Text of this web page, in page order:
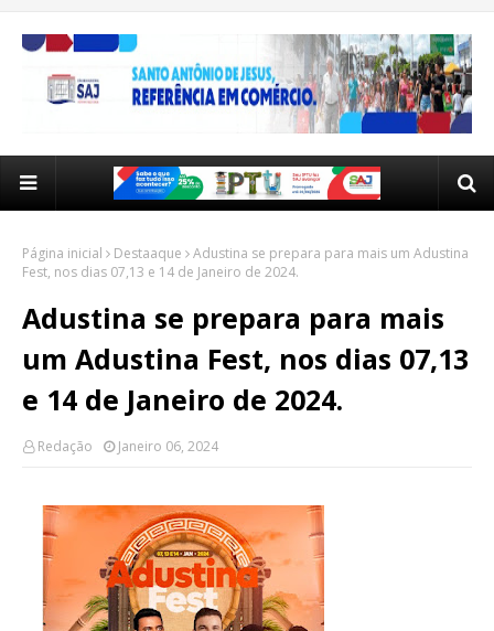
Página inicial Destaaque
Adustina se prepara para mais um Adustina
Fest, nos dias 07,13 e 14 de Janeiro de 2024.
Adustina se prepara para mais
um Adustina Fest, nos dias 07,13
e 14 de Janeiro de 2024.
Redação Janeiro 06, 2024